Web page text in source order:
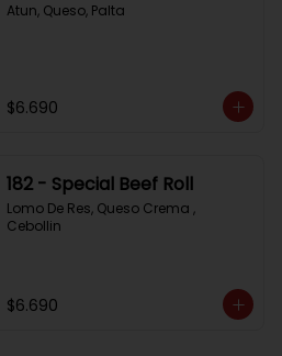
Atun, Queso, Palta
$6.690
182 - Special Beef Roll
Lomo De Res, Queso Crema ,
Cebollin
$6.690